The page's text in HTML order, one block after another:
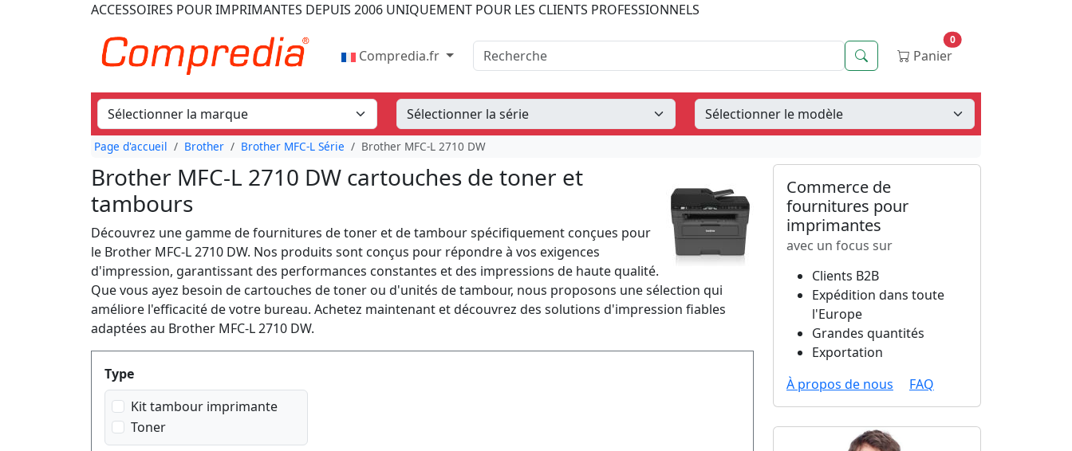
ACCESSOIRES POUR IMPRIMANTES DEPUIS 2006 UNIQUEMENT POUR LES CLIENTS PROFESSIONNELS
Compredia.fr Recherche RecherchePanier
0
Page d'accueil Brother Brother MFC-L Série Brother MFC-L 2710 DW
Brother MFC-L 2710 DW cartouches de toner et
tambours
Découvrez une gamme de fournitures de toner et de tambour spécifiquement conçues pour
le Brother MFC-L 2710 DW. Nos produits sont conçus pour répondre à vos exigences
d'impression, garantissant des performances constantes et des impressions de haute qualité.
Que vous ayez besoin de cartouches de toner ou d'unités de tambour, nous proposons une sélection qui
améliore l'efficacité de votre bureau. Achetez maintenant et découvrez des solutions d'impression fiables
adaptées au Brother MFC-L 2710 DW.
Produktfilter
Type
Kit tambour imprimante
Toner
Commerce de
fournitures pour
imprimantes
avec un focus sur
Clients B2B
Expédition dans toute
l'Europe
Grandes quantités
Exportation
À propos de nous
FAQ